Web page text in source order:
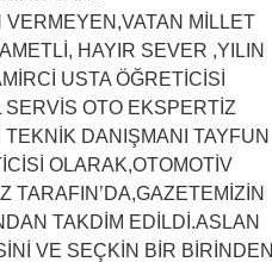
VERMEYEN,VATAN MİLLET
HAYIR SEVER ,YILIN
USTA ÖĞRETİCİSİ
OTO EKSPERTİZ
DANIŞMANI TAYFUN
OLARAK,OTOMOTİV
TARAFIN’DA,GAZETEMİZİN
TAKDİM EDİLDİ.ASLAN
VE SEÇKİN BİR BİRİNDEN